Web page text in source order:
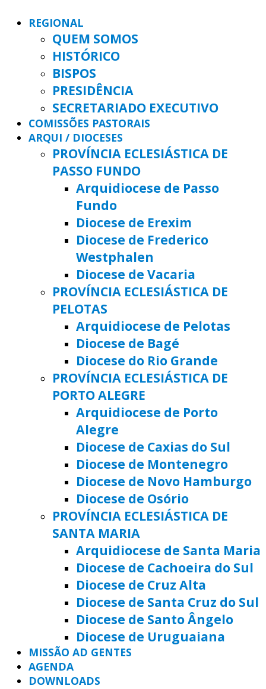
REGIONAL
QUEM SOMOS
HISTÓRICO
BISPOS
PRESIDÊNCIA
SECRETARIADO EXECUTIVO
COMISSÕES PASTORAIS
ARQUI / DIOCESES
PROVÍNCIA ECLESIÁSTICA DE
PASSO FUNDO
Arquidiocese de Passo
Fundo
Diocese de Erexim
Diocese de Frederico
Westphalen
Diocese de Vacaria
PROVÍNCIA ECLESIÁSTICA DE
PELOTAS
Arquidiocese de Pelotas
Diocese de Bagé
Diocese do Rio Grande
PROVÍNCIA ECLESIÁSTICA DE
PORTO ALEGRE
Arquidiocese de Porto
Alegre
Diocese de Caxias do Sul
Diocese de Montenegro
Diocese de Novo Hamburgo
Diocese de Osório
PROVÍNCIA ECLESIÁSTICA DE
SANTA MARIA
Arquidiocese de Santa Maria
Diocese de Cachoeira do Sul
Diocese de Cruz Alta
Diocese de Santa Cruz do Sul
Diocese de Santo Ângelo
Diocese de Uruguaiana
MISSÃO AD GENTES
AGENDA
DOWNLOADS